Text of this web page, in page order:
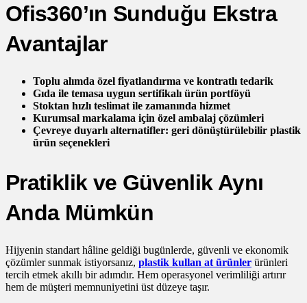
Ofis360’ın Sunduğu Ekstra
Avantajlar
Toplu alımda özel fiyatlandırma ve kontratlı tedarik
Gıda ile temasa uygun sertifikalı ürün portföyü
Stoktan hızlı teslimat ile zamanında hizmet
Kurumsal markalama için özel ambalaj çözümleri
Çevreye duyarlı alternatifler: geri dönüştürülebilir plastik
ürün seçenekleri
Pratiklik ve Güvenlik Aynı
Anda Mümkün
Hijyenin standart hâline geldiği bugünlerde, güvenli ve ekonomik
çözümler sunmak istiyorsanız, plastik kullan at ürünler ürünleri
tercih etmek akıllı bir adımdır. Hem operasyonel verimliliği artırır
hem de müşteri memnuniyetini üst düzeye taşır.